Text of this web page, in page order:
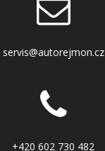
servis@autorejmon.cz
+420 602 730 482